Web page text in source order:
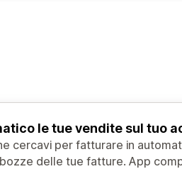
le tue vendite sul tuo
cercavi per fatturare in
delle tue fatture. App